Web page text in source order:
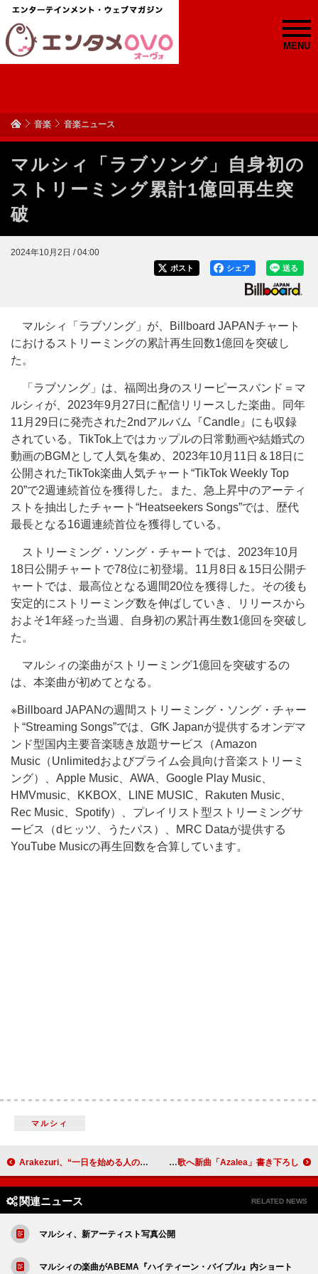
MENU
音楽 音楽ニュース
マルシィ「ラブソング」自身初の
ストリーミング累計1億回再生突
破
2024年10月2日 / 04:00
送る
シェア
ポスト
マルシィ「ラブソング」が、Billboard JAPANチャート
におけるストリーミングの累計再生回数1億回を突破し
た。
「ラブソング」は、福岡出身のスリーピースバンド＝マ
ルシィが、2023年9月27日に配信リリースした楽曲。同年
11月29日に発売された2ndアルバム『Candle』にも収録
されている。TikTok上ではカップルの日常動画や結婚式の
動画のBGMとして人気を集め、2023年10月11日＆18日に
公開されたTikTok楽曲人気チャート“TikTok Weekly Top
20”で2週連続首位を獲得した。また、急上昇中のアーティ
ストを抽出したチャート“Heatseekers Songs”では、歴代
最長となる16週連続首位を獲得している。
ストリーミング・ソング・チャートでは、2023年10月
18日公開チャートで78位に初登場。11月8日＆15日公開チ
ャートでは、最高位となる週間20位を獲得した。その後も
安定的にストリーミング数を伸ばしていき、リリースから
およそ1年経った当週、自身初の累計再生数1億回を突破し
た。
マルシィの楽曲がストリーミング1億回を突破するの
は、本楽曲が初めてとなる。
※Billboard JAPANの週間ストリーミング・ソング・チャー
ト“Streaming Songs”では、GfK Japanが提供するオンデマ
ンド型国内主要音楽聴き放題サービス（Amazon
Music（Unlimitedおよびプライム会員向け音楽ストリーミ
ング）、Apple Music、AWA、Google Play Music、
HMVmusic、KKBOX、LINE MUSIC、Rakuten Music、
Rec Music、Spotify）、プレイリスト型ストリーミングサ
ービス（dヒッツ、うたパス）、MRC Dataが提供する
YouTube Musicの再生回数を合算しています。
マルシィ
Arakezuri、“一日を始める人の背中をそっと押す”新曲「ホールドミータイト」配信へ 米津玄師、有村架純＆坂口健太郎主演のNetflixシリーズ『さよならのつづき』主題歌へ新曲「Azalea」書き下ろし
関連ニュース RELATED NEWS
マルシィ、新アーティスト写真公開
マルシィの楽曲がABEMA『ハイティーン・バイブル』内ショート